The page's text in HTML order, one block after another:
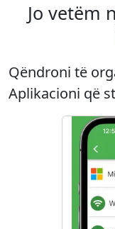
Jo vetëm
Qëndroni të
Aplikacioni që